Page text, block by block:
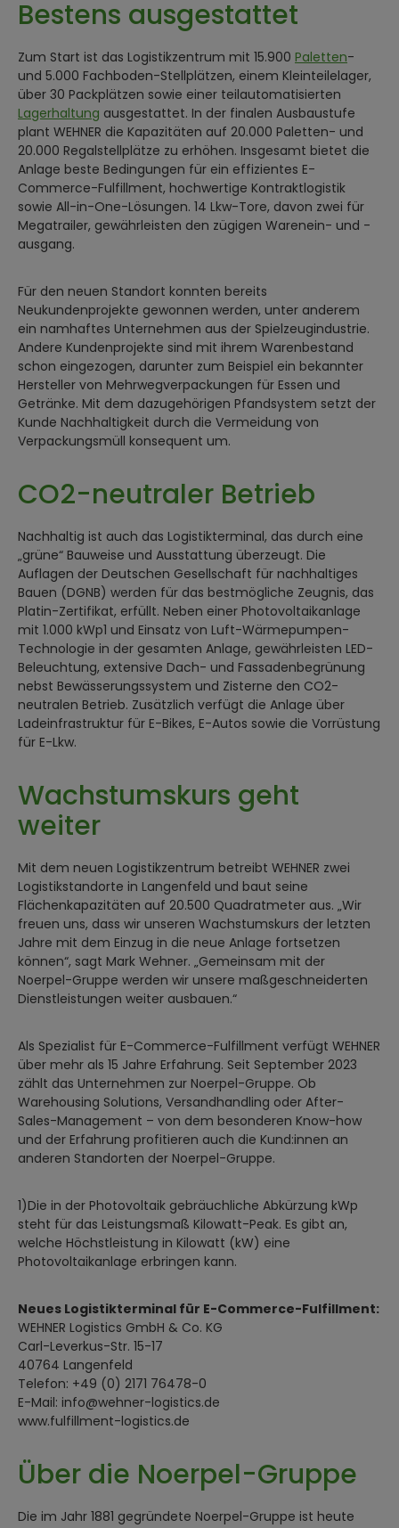
Bestens ausgestattet
Zum Start ist das Logistikzentrum mit 15.900 Paletten-
und 5.000 Fachboden-Stellplätzen, einem Kleinteilelager,
über 30 Packplätzen sowie einer teilautomatisierten
Lagerhaltung ausgestattet. In der finalen Ausbaustufe
plant WEHNER die Kapazitäten auf 20.000 Paletten- und
20.000 Regalstellplätze zu erhöhen. Insgesamt bietet die
Anlage beste Bedingungen für ein effizientes E-
Commerce-Fulfillment, hochwertige Kontraktlogistik
sowie All-in-One-Lösungen. 14 Lkw-Tore, davon zwei für
Megatrailer, gewährleisten den zügigen Warenein- und -
ausgang.
Für den neuen Standort konnten bereits
Neukundenprojekte gewonnen werden, unter anderem
ein namhaftes Unternehmen aus der Spielzeugindustrie.
Andere Kundenprojekte sind mit ihrem Warenbestand
schon eingezogen, darunter zum Beispiel ein bekannter
Hersteller von Mehrwegverpackungen für Essen und
Getränke. Mit dem dazugehörigen Pfandsystem setzt der
Kunde Nachhaltigkeit durch die Vermeidung von
Verpackungsmüll konsequent um.
CO2-neutraler Betrieb
Nachhaltig ist auch das Logistikterminal, das durch eine
„grüne“ Bauweise und Ausstattung überzeugt. Die
Auflagen der Deutschen Gesellschaft für nachhaltiges
Bauen (DGNB) werden für das bestmögliche Zeugnis, das
Platin-Zertifikat, erfüllt. Neben einer Photovoltaikanlage
mit 1.000 kWp1 und Einsatz von Luft-Wärmepumpen-
Technologie in der gesamten Anlage, gewährleisten LED-
Beleuchtung, extensive Dach- und Fassadenbegrünung
nebst Bewässerungssystem und Zisterne den CO2-
neutralen Betrieb. Zusätzlich verfügt die Anlage über
Ladeinfrastruktur für E-Bikes, E-Autos sowie die Vorrüstung
für E-Lkw.
Wachstumskurs geht
weiter
Mit dem neuen Logistikzentrum betreibt WEHNER zwei
Logistikstandorte in Langenfeld und baut seine
Flächenkapazitäten auf 20.500 Quadratmeter aus. „Wir
freuen uns, dass wir unseren Wachstumskurs der letzten
Jahre mit dem Einzug in die neue Anlage fortsetzen
können“, sagt Mark Wehner. „Gemeinsam mit der
Noerpel-Gruppe werden wir unsere maßgeschneiderten
Dienstleistungen weiter ausbauen.“
Als Spezialist für E-Commerce-Fulfillment verfügt WEHNER
über mehr als 15 Jahre Erfahrung. Seit September 2023
zählt das Unternehmen zur Noerpel-Gruppe. Ob
Warehousing Solutions, Versandhandling oder After-
Sales-Management – von dem besonderen Know-how
und der Erfahrung profitieren auch die Kund:innen an
anderen Standorten der Noerpel-Gruppe.
1)Die in der Photovoltaik gebräuchliche Abkürzung kWp
steht für das Leistungsmaß Kilowatt-Peak. Es gibt an,
welche Höchstleistung in Kilowatt (kW) eine
Photovoltaikanlage erbringen kann.
Neues Logistikterminal für E-Commerce-Fulfillment:
WEHNER Logistics GmbH & Co. KG
Carl-Leverkus-Str. 15-17
40764 Langenfeld
Telefon: +49 (0) 2171 76478-0
E-Mail: info@wehner-logistics.de
www.fulfillment-logistics.de
Über die Noerpel-Gruppe
Die im Jahr 1881 gegründete Noerpel-Gruppe ist heute